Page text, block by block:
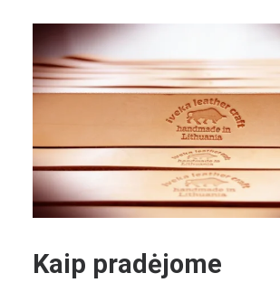
Kaip pradėjome